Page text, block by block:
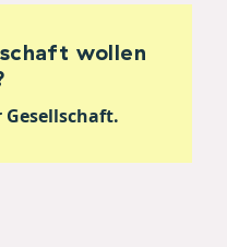
wollen
Gesellschaft.